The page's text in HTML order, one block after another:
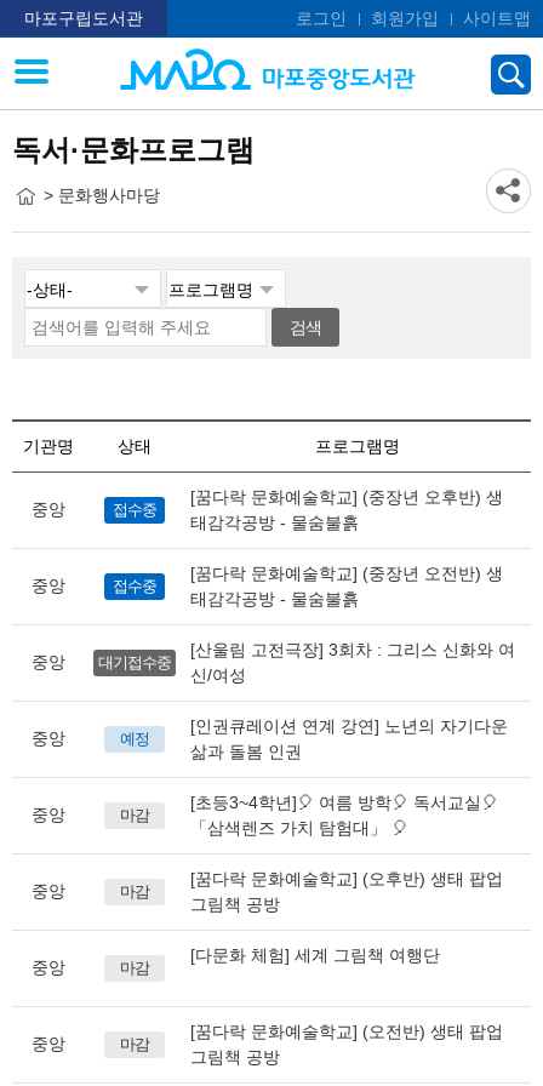
마포구립도서관 로그인 회원가입 사이트맵
독서·문화프로그램
> 문화행사마당
검색
기관명 상태 프로그램명
중앙 접수중
[꿈다락 문화예술학교] (중장년 오후반) 생
태감각공방 - 물숨불흙
중앙 접수중
[꿈다락 문화예술학교] (중장년 오전반) 생
태감각공방 - 물숨불흙
중앙 대기접수중
[산울림 고전극장] 3회차 : 그리스 신화와 여
신/여성
중앙 예정
[인권큐레이션 연계 강연] 노년의 자기다운
삶과 돌봄 인권
중앙 마감
[초등3~4학년]🎈 여름 방학🎈 독서교실🎈
「삼색렌즈 가치 탐험대」 🎈
중앙 마감
[꿈다락 문화예술학교] (오후반) 생태 팝업
그림책 공방
중앙 마감
[다문화 체험] 세계 그림책 여행단
중앙 마감
[꿈다락 문화예술학교] (오전반) 생태 팝업
그림책 공방